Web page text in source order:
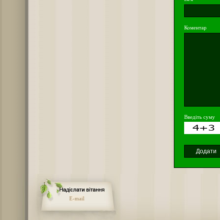
Коментар
Введіть суму
E-mail